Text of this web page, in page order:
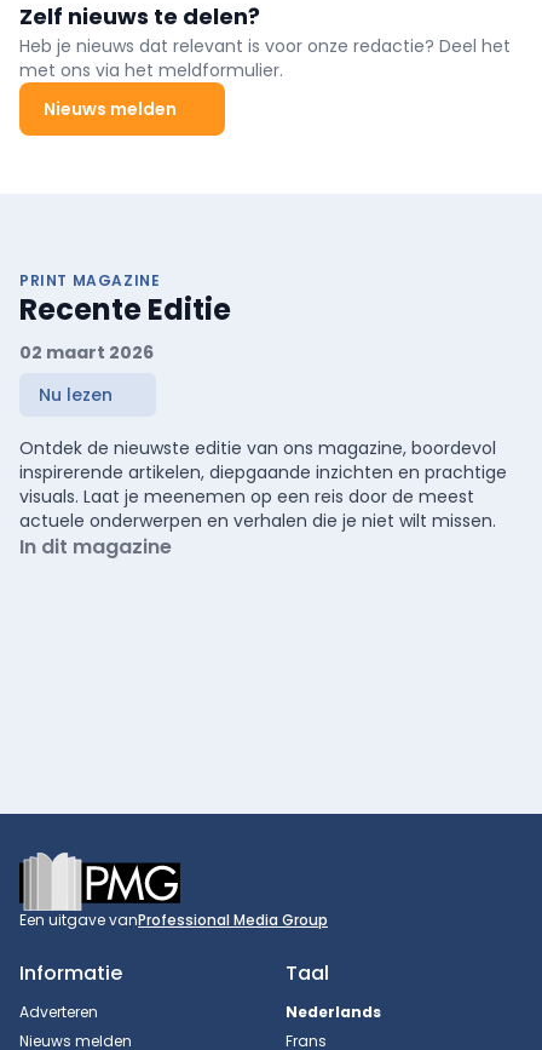
konijnenvlees in de kijker.
Zelf nieuws te delen?
Heb je nieuws dat relevant is voor onze redactie? Deel het
met ons via het meldformulier.
Nieuws melden
PRINT MAGAZINE
Recente Editie
02 maart 2026
Nu lezen
Ontdek de nieuwste editie van ons magazine, boordevol
inspirerende artikelen, diepgaande inzichten en prachtige
visuals. Laat je meenemen op een reis door de meest
actuele onderwerpen en verhalen die je niet wilt missen.
In dit magazine
Footer
Een uitgave vanProfessional Media Group
Informatie
Adverteren
Nieuws melden
Taal
Nederlands
Frans